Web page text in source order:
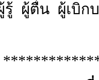
รู้ ผู้ตื่น ผู้เบิก